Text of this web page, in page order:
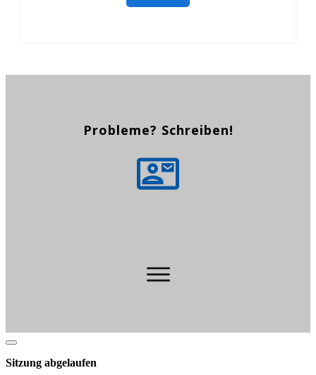
Probleme? Schreiben!
Dialog
schließen
Sitzung abgelaufen